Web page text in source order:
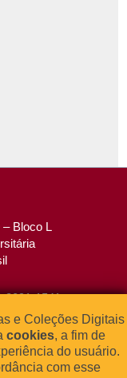
– Bloco L
3091-1541
e Coleções Digitais
cookies, a fim de
do usuário.
com esse